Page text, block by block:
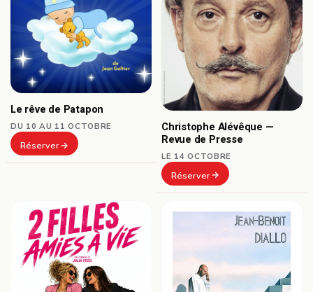
Le rêve de Patapon
DU 10 AU 11 OCTOBRE
Réserver
Christophe Alévêque —
Revue de Presse
LE 14 OCTOBRE
Réserver